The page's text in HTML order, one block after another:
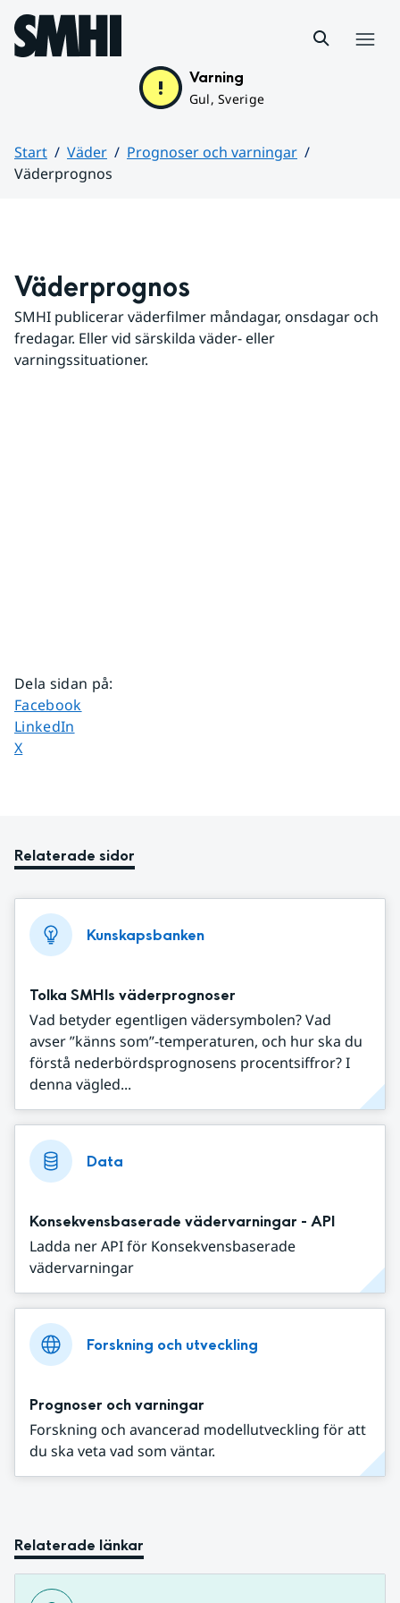
Hoppa till sidans innehåll
Varning
Gul, Sverige
Start Väder
Prognoser och varningar
Väderprognos
Väderprognos
SMHI publicerar väderfilmer måndagar, onsdagar och
fredagar. Eller vid särskilda väder- eller
varningssituationer.
Dela sidan på:
Dela sidan på
Facebook
Dela sidan på
LinkedIn
Dela sidan på
X
Relaterade sidor
Kunskapsbanken
Tolka SMHIs väderprognoser
Vad betyder egentligen vädersymbolen? Vad
avser ”känns som”-temperaturen, och hur ska du
förstå nederbördsprognosens procentsiffror? I
denna vägled...
Data
Konsekvensbaserade vädervarningar - API
Ladda ner API för Konsekvensbaserade
vädervarningar
Forskning och utveckling
Prognoser och varningar
Forskning och avancerad modellutveckling för att
du ska veta vad som väntar.
Relaterade länkar